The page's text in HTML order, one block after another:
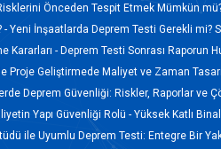
Önceden Tespit Etmek Mümkün
-Yeni İnşaatlarda Deprem Testi Gerekli mi?
Kararları - Deprem Testi Sonrası Raporun
Proje Geliştirmede Maliyet ve Zaman
Deprem Güvenliği: Riskler, Raporlar ve
Yapı Güvenliği Rolü -Yüksek Katlı
ile Uyumlu Deprem Testi: Entegre Bir